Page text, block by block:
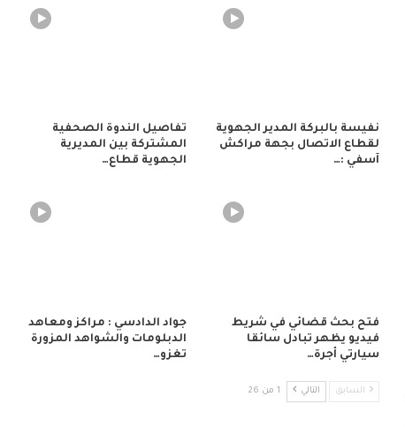
نفيسة بالبركة المدير الجهوية
لقطاع الاتصال بجهة مراكش
آسفي :…
تفاصيل الندوة الصحفية
المشتركة بين المديرية
الجهوية قطاع…
فتح بحث قضائي في شريط
فيديو يظهر تبادل سائقا
سيارتي أجرة…
جواد الدادسي : مراكز ومعاهد
الدبلومات والشواهد المزورة
تغزو…
السابق التالي 1 من 26